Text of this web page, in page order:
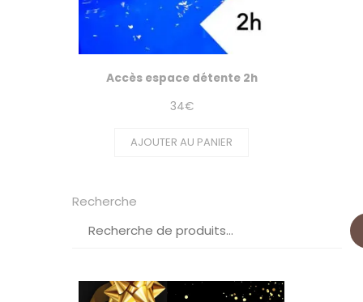
Accès espace détente 2h
34€
AJOUTER AU PANIER
Recherche